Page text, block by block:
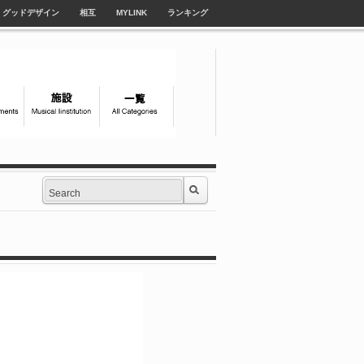
グッドデザイン 相互 MYLINK ランキング